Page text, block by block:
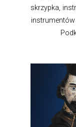
skrzypka,